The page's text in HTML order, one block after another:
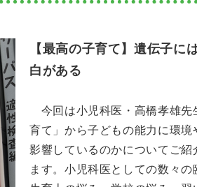
【最高の子育て】遺伝子に
白がある
今回は小児科医・高橋孝雄先
育て」から子どもの能力に環境
影響しているのかについてご紹
ます。小児科医としての数々の